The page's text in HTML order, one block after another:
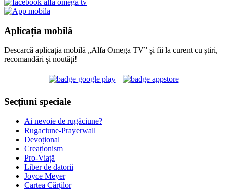
Aplicația mobilă
Descarcă aplicația mobilă „Alfa Omega TV” și fii la curent cu știri,
recomandări și noutăți!
Secțiuni speciale
Ai nevoie de rugăciune?
Rugaciune-Prayerwall
Devoțional
Creaționism
Pro-Viață
Liber de datorii
Joyce Meyer
Cartea Cărților